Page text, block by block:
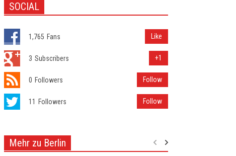
SOCIAL
1,765 Fans Like
3 Subscribers +1
0 Followers Follow
11 Followers Follow
Mehr zu Berlin